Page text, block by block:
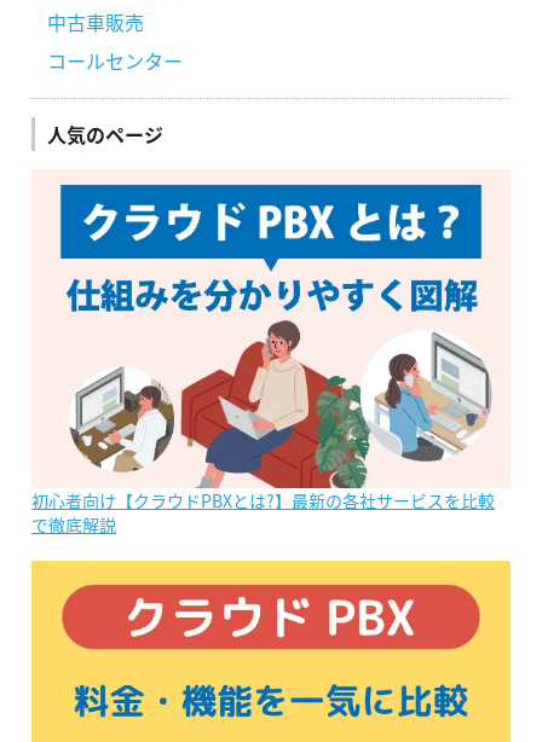
中古車販売
コールセンター
人気のページ
初心者向け【クラウドPBXとは?】最新の各社サービスを比較
で徹底解説